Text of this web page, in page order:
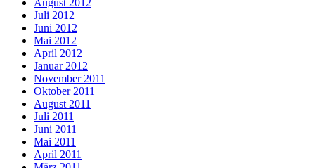
Juli 2012
Juni 2012
Mai 2012
April 2012
Januar 2012
November 2011
Oktober 2011
August 2011
Juli 2011
Juni 2011
Mai 2011
April 2011